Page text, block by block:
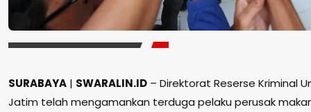
SURABAYA | SWARALIN.ID – Direktorat Reserse Kriminal
Jatim telah mengamankan terduga pelaku perusak